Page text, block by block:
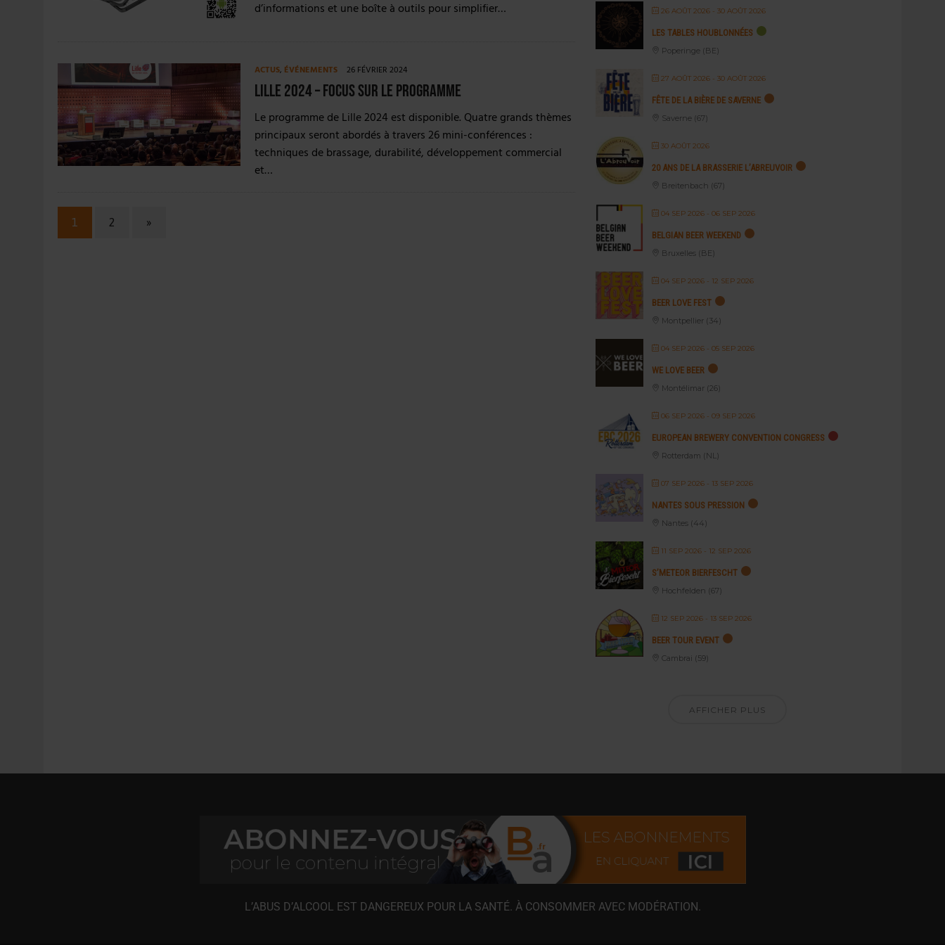
d’informations et une boîte à outils pour simplifier…
ACTUS, ÉVÉNEMENTS 26 FÉVRIER 2024
Lille 2024 – Focus sur le programme
Le programme de Lille 2024 est disponible. Quatre grands thèmes
principaux seront abordés à travers 26 mini-conférences :
techniques de brassage, durabilité, développement commercial
et…
1 2 »
26 AOÛT 2026 - 30 AOÛT 2026
LES TABLES HOUBLONNÉES
Poperinge (BE)
27 AOÛT 2026 - 30 AOÛT 2026
FÊTE DE LA BIÈRE DE SAVERNE
Saverne (67)
30 AOÛT 2026
20 ANS DE LA BRASSERIE L’ABREUVOIR
Breitenbach (67)
04 SEP 2026 - 06 SEP 2026
BELGIAN BEER WEEKEND
Bruxelles (BE)
04 SEP 2026 - 12 SEP 2026
BEER LOVE FEST
Montpellier (34)
04 SEP 2026 - 05 SEP 2026
WE LOVE BEER
Montélimar (26)
06 SEP 2026 - 09 SEP 2026
EUROPEAN BREWERY CONVENTION CONGRESS
Rotterdam (NL)
07 SEP 2026 - 13 SEP 2026
NANTES SOUS PRESSION
Nantes (44)
11 SEP 2026 - 12 SEP 2026
S’METEOR BIERFESCHT
Hochfelden (67)
12 SEP 2026 - 13 SEP 2026
BEER TOUR EVENT
Cambrai (59)
AFFICHER PLUS
L’ABUS D’ALCOOL EST DANGEREUX POUR LA SANTÉ. À CONSOMMER AVEC MODÉRATION.